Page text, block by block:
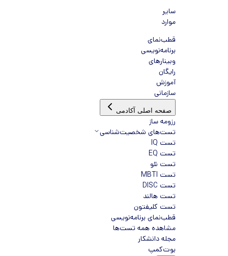
سایر
موارد
قطب‌نمای
برنامه‌نویسی
وبینارهای
رایگان
آموزش
سازمانی
صفحه اصلی آکادمی
رزومه ساز
تست‌های شخصیت‌شناسی
تست IQ
تست EQ
تست نئو
تست MBTI
تست DISC
تست هالند
تست کلیفتون
قطب‌نمای برنامه‌نویسی
مشاهده همه تست‌ها
مجله دانشکار
بوت‌کمپ